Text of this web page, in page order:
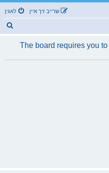
לאגין שרייב זיך איין
The board requires you